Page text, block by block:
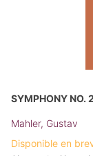
SYMPHONY NO.
Mahler, Gustav
Disponible en